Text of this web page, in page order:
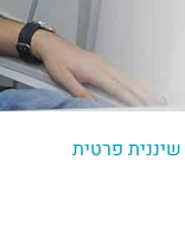
שיננית פרטית